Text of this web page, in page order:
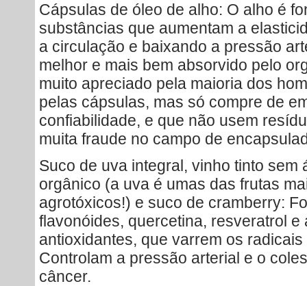
Cápsulas de óleo de alho: O alho é
substâncias que aumentam a
a circulação e baixando a pressão
melhor e mais bem absorvido pelo
muito apreciado pela maioria dos
pelas cápsulas, mas só compre de
confiabilidade, e que não usem
muita fraude no campo de
Suco de uva integral, vinho tinto sem
orgânico (a uva é umas das frutas
agrotóxicos!) e suco de cramberry:
flavonóides, quercetina, resveratrol
antioxidantes, que varrem os
Controlam a pressão arterial e o
câncer.